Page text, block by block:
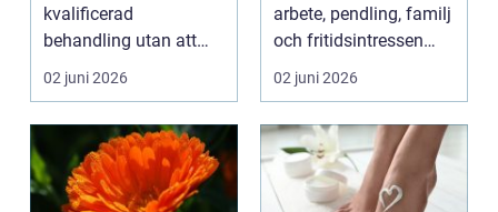
kvalificerad
behandling utan att
personen behöver
lämna sitt hem, sitt ...
02 juni 2026
arbete, pendling, familj
och fritidsintressen
som ska få pl...
02 juni 2026